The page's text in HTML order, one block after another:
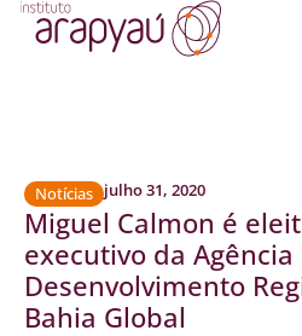
Notícias julho 31, 2020
Miguel Calmon é
executivo da Agência
Desenvolvimento
Bahia Global